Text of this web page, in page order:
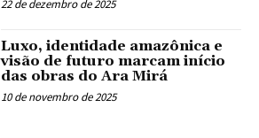
22 de dezembro de 2025
Luxo, identidade amazônica e
visão de futuro marcam início
das obras do Ara Mirá
10 de novembro de 2025